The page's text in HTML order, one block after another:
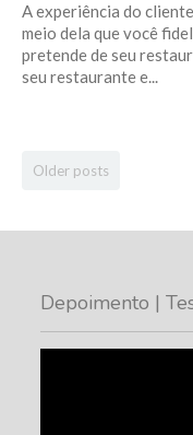
A experiência do
meio dela que você
pretende de seu
seu restaurante e...
Older posts
Depoimento |